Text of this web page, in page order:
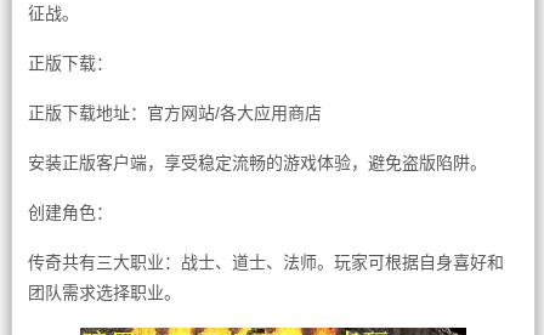
征战。
正版下载：
正版下载地址：官方网站/各大应用商店
安装正版客户端，享受稳定流畅的游戏体验，避免盗版陷阱。
创建角色：
传奇共有三大职业：战士、道士、法师。玩家可根据自身喜好和
团队需求选择职业。